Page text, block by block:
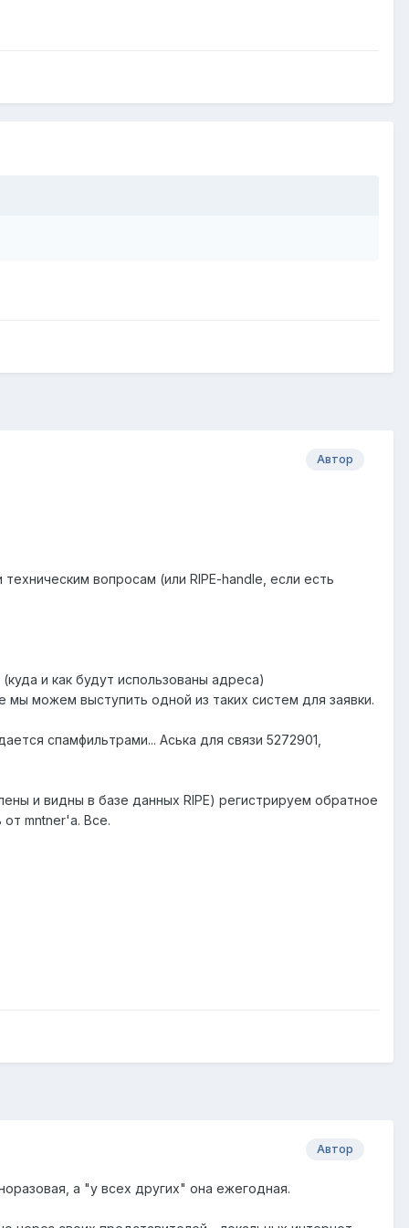
Автор
вопросам (или RIPE-handle, если есть
и как будут использованы адреса)
можем выступить одной из таких систем для заявки.
спамфильтрами... Аська для связи 5272901,
и видны в базе данных RIPE) регистрируем обратное
mntner'а. Все.
Автор
а "у всех других" она ежегодная.